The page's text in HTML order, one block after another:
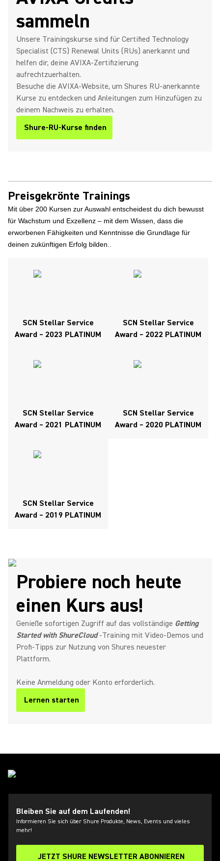
sammeln
Unsere Trainingskurse sind für Certified Technology
Specialist (CTS) Renewal Units (RUs) anerkannt und
helfen dir, deine AVIXA‑Zertifizierung
aufrechtzuerhalten.
Besuche die AVIXA‑Website, um Shures RU‑anerkannte
Kurse zu entdecken und Anleitungen zum Hinzufügen zu
deinem Nachweis zu erhalten.
Shure‑RU‑Kurse finden
Preisgekrönte Trainings
Mit über 200 Kursen zur Auswahl entscheidest du dich bewusst
für Wachstum und Exzellenz – mit dem Wissen, dass die
erworbenen Fähigkeiten und Kenntnisse die Grundlage für
deinen zukünftigen Erfolg bilden..
SCN Stellar Service
Award – 2023 PLATINUM
SCN Stellar Service
Award – 2022 PLATINUM
SCN Stellar Service
Award – 2021 PLATINUM
SCN Stellar Service
Award – 2020 PLATINUM
SCN Stellar Service
Award – 2019 PLATINUM
Probiere noch heute
einen Kurs aus!
Genieße sofortigen Zugriff auf das vollständige Getting
Started with ShureCloud-Training mit Video‑Demos und
Profi‑Tipps zur Nutzung von Shures neuester
Plattform.
Keine Anmeldung oder Konto erforderlich.
Lernen starten
(Opens in a new tab)
Bleiben Sie auf dem Laufenden!
Informieren Sie sich über Shure Produkte, News, Events und vieles
mehr!
JETZT SHURE NEWSLETTER ABONNIEREN